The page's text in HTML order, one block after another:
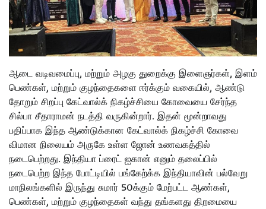
ஆடை வடிவமைப்பு, மற்றும் அழகு துறைக்கு இளைஞர்கள், இளம்
பெண்கள், மற்றும் குழந்தைகளை ஈர்க்கும் வகையில், ஆண்டு
தோறும் சிறப்பு கேட்வால்க் நிகழ்ச்சியை கோவையை சேர்ந்த
சில்பா சீதாராமன் நடத்தி வருகின்றார். இதன் மூன்றாவது
பதிப்பாக இந்த ஆண்டுக்கான கேட்வால்க் நிகழ்ச்சி கோவை
விமான நிலையம் அருகே உள்ள ஜோன் உணவகத்தில்
நடைபெற்றது. இந்தியா ப்ரைட் ஐகான் எனும் தலைப்பில்
நடைபெற்ற இந்த போட்டியில் பங்கேற்க்க இந்தியாவின் பல்வேறு
மாநிலங்களில் இருந்து சுமார் 50க்கும் மேற்பட்ட ஆண்கள்,
பெண்கள், மற்றும் குழந்தைகள் வந்து தங்களது திறமையை